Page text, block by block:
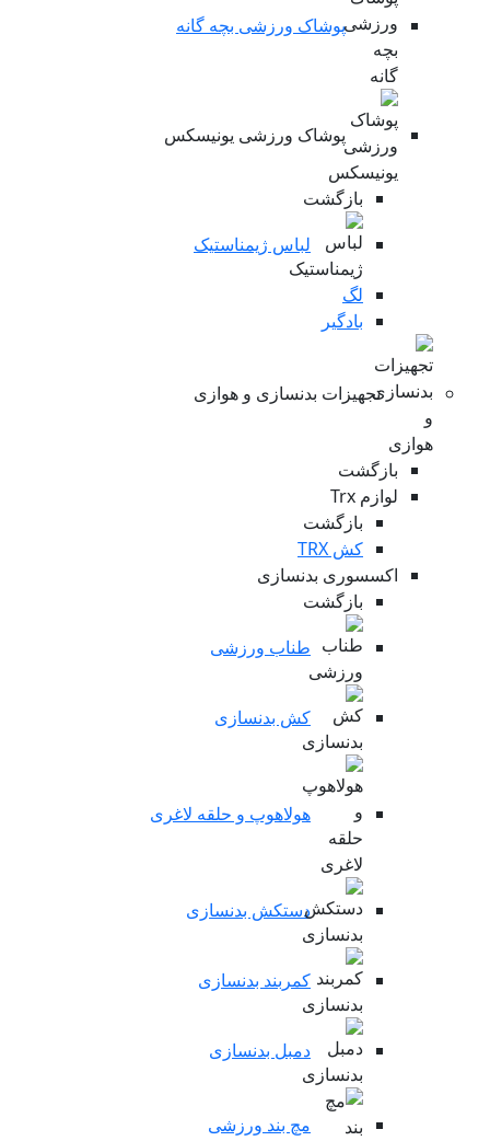
پوشاک ورزشی بچه گانه
پوشاک ورزشی یونیسکس
بازگشت
لباس ژیمناستیک
لگ
بادگیر
تجهیزات بدنسازی و هوازی
بازگشت
لوازم Trx
بازگشت
کش TRX
اکسسوری بدنسازی
بازگشت
طناب ورزشی
کش بدنسازی
هولاهوپ و حلقه لاغری
دستکش بدنسازی
کمربند بدنسازی
دمبل بدنسازی
مچ بند ورزشی